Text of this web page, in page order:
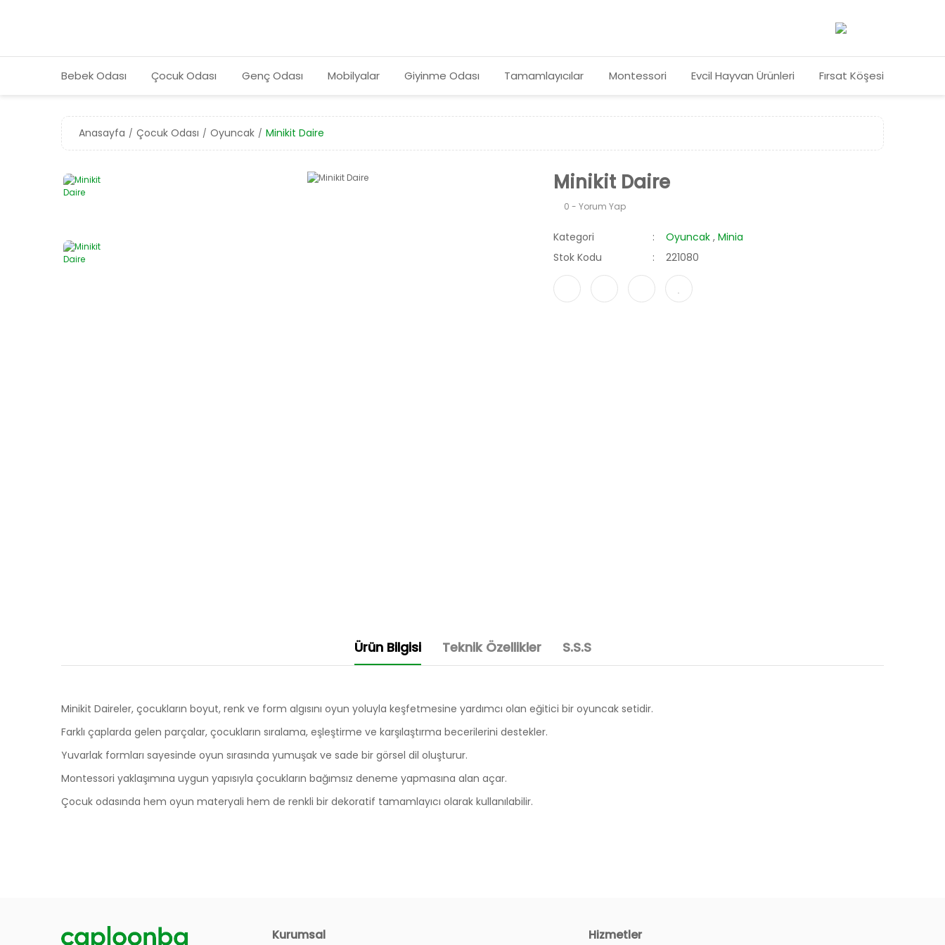
Bebek Odası Çocuk Odası Genç Odası Mobilyalar Giyinme Odası Tamamlayıcılar Montessori Evcil Hayvan Ürünleri Fırsat Köşesi
Anasayfa Çocuk Odası Oyuncak Minikit Daire
Minikit Daire
0 - Yorum Yap
Kategori Oyuncak , Minia
Stok Kodu
221080
Ürün Bilgisi Teknik Özellikler S.S.S
Minikit Daireler, çocukların boyut, renk ve form algısını oyun yoluyla keşfetmesine yardımcı olan eğitici bir oyuncak setidir.
Farklı çaplarda gelen parçalar, çocukların sıralama, eşleştirme ve karşılaştırma becerilerini destekler.
Yuvarlak formları sayesinde oyun sırasında yumuşak ve sade bir görsel dil oluşturur.
Montessori yaklaşımına uygun yapısıyla çocukların bağımsız deneme yapmasına alan açar.
Çocuk odasında hem oyun materyali hem de renkli bir dekoratif tamamlayıcı olarak kullanılabilir.
Minikit daire büyük (açık gri)
19x2cm
Siteniz Üzerinden Nasıl Sipariş Verebilirim?
Kurumsal Hizmetler